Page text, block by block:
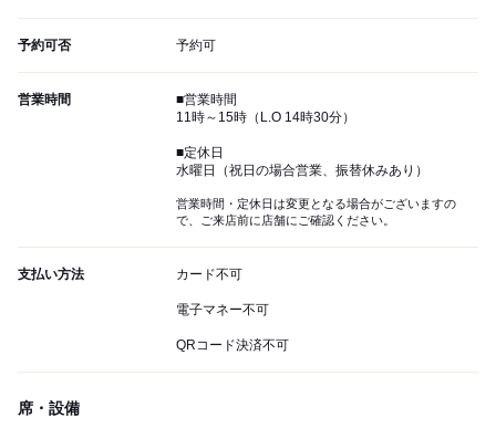
予約可否 予約可
営業時間
■営業時間
11時～15時（L.O 14時30分）
■定休日
水曜日（祝日の場合営業、振替休みあり）
営業時間・定休日は変更となる場合がございますの
で、ご来店前に店舗にご確認ください。
支払い方法 カード不可
電子マネー不可
QRコード決済不可
席・設備